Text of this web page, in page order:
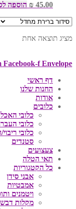
₪ 45.00 הוספה
מציג תוצאה אחת
Facebook-f Envelope
דף ראשי
החנות שלנו
אודות
כלובים
כלובי
כלובי
כלובי
סטנדים
צעצועים
תאי הטלה
כל הקטגוריות
אבני סידן
אמבטיות
ויטמנים
מקלות דבש